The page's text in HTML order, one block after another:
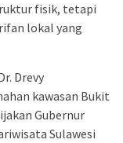
fisik, tetapi
lokal yang
Drevy
kawasan Bukit
Gubernur
Sulawesi